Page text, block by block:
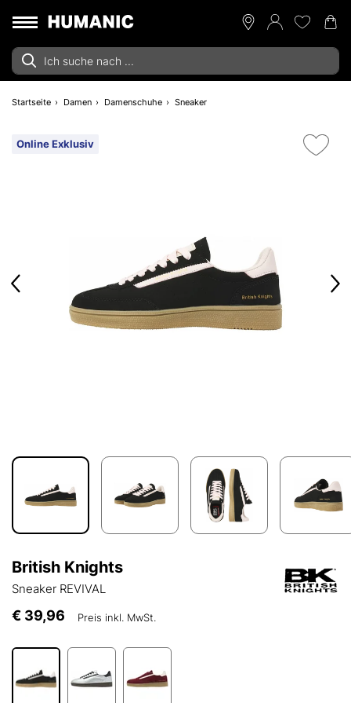
Startseite Damen Damenschuhe Sneaker
Online Exklusiv
British Knights
Sneaker REVIVAL
€ 39,96 Preis inkl. MwSt.